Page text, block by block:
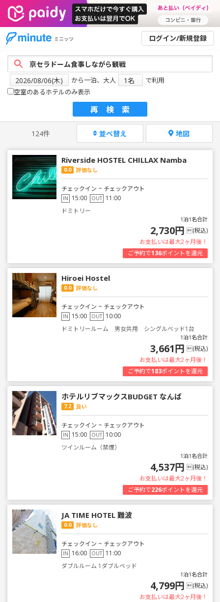
ミニッツ ログイン/新規登録
から一泊、大人
で利用
空室のあるホテルのみ表示
再検索
124件 並べ替え 地図
Riverside HOSTEL CHILLAX Namba
0.0 評価なし
チェックイン ~ チェックアウト
IN 15:00 OUT 11:00
ドミトリー
1泊1名合計
2,730円 (税込)
お支払いは最大2ヶ月後！
ご予約で136ポイントを還元
Hiroei Hostel
0.0 評価なし
チェックイン ~ チェックアウト
IN 15:00 OUT 10:00
ドミトリールーム 男女共用 シングルベッド1台
1泊1名合計
3,661円 (税込)
お支払いは最大2ヶ月後！
ご予約で183ポイントを還元
ホテルリブマックスBUDGET なんば
7.2 良い
チェックイン ~ チェックアウト
IN 15:00 OUT 10:00
ツインルーム（禁煙）
1泊1名合計
4,537円 (税込)
お支払いは最大2ヶ月後！
ご予約で226ポイントを還元
JA TIME HOTEL 難波
0.0 評価なし
チェックイン ~ チェックアウト
IN 16:00 OUT 11:00
ダブルルーム 1ダブルベッド
1泊1名合計
4,799円 (税込)
お支払いは最大2ヶ月後！